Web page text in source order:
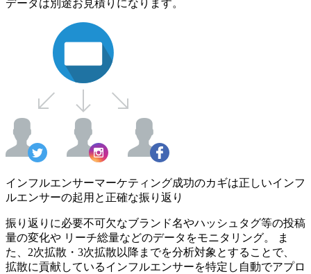
データは別途お見積りになります。
インフルエンサーマーケティング成功のカギは正しいインフ
ルエンサーの起用と正確な振り返り
振り返りに必要不可欠なブランド名やハッシュタグ等の投稿
量の変化や リーチ総量などのデータをモニタリング。 ま
た、2次拡散・3次拡散以降までを分析対象とすることで、
拡散に貢献しているインフルエンサーを特定し自動でアプロ